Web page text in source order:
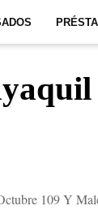
109 Y